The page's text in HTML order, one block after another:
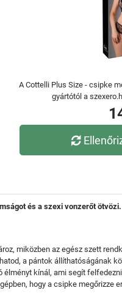
A Cottelli Plus Size - csipke
gyártótól a
és a szexi vonzerőt ötvözi.
miközben az egész szett
a pántok állíthatóságának
kínál, ami segít
hogy a csipke megőrizze